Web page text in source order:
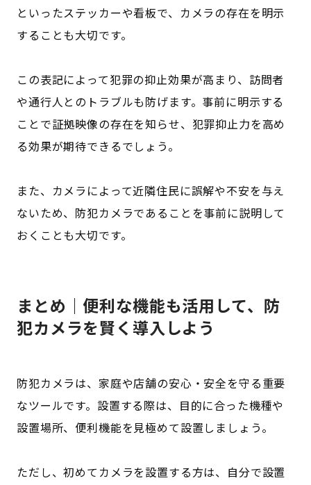
といったステッカーや看板で、カメラの存在を明示
することも大切です。
この表記によって犯罪の抑止効果が高まり、訪問者
や通行人とのトラブルも防げます。事前に明示する
ことで証拠映像の存在を知らせ、犯罪抑止力を高め
る効果が期待できるでしょう。
また、カメラによって近隣住民に誤解や不安を与え
ないため、防犯カメラであることを事前に説明して
おくことも大切です。
まとめ｜便利な機能も活用して、防
犯カメラを賢く導入しよう
防犯カメラは、家庭や店舗の安心・安全を守る重要
なツールです。設置する際は、目的に合った機種や
設置場所、便利機能を見極めて設置しましょう。
ただし、初めてカメラを設置する方は、自分で設置